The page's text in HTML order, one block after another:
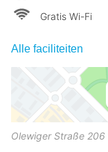
Gratis Wi-Fi
Alle faciliteiten
Olewiger Straße 206